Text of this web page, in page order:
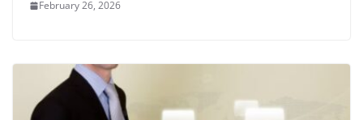
February 26, 2026